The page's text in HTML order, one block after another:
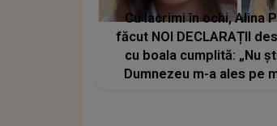
Cu lacrimi în ochi, Alina
făcut NOI DECLARAȚII
cu boala cumplită: „Nu
Dumnezeu m-a ales pe